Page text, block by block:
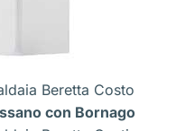
Beretta Costo
con Bornago